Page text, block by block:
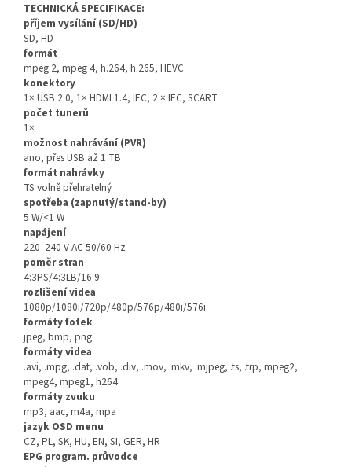
TECHNICKÁ SPECIFIKACE:
příjem vysílání (SD/HD)
SD, HD
formát
mpeg 2, mpeg 4, h.264, h.265, HEVC
konektory
1× USB 2.0, 1× HDMI 1.4, IEC, 2 × IEC, SCART
počet tunerů
1×
možnost nahrávání (PVR)
ano, přes USB až 1 TB
formát nahrávky
TS volně přehratelný
spotřeba (zapnutý/stand-by)
5 W/<1 W
napájení
220–240 V AC 50/60 Hz
poměr stran
4:3PS/4:3LB/16:9
rozlišení videa
1080p/1080i/720p/480p/576p/480i/576i
formáty fotek
jpeg, bmp, png
formáty videa
.avi, .mpg, .dat, .vob, .div, .mov, .mkv, .mjpeg, .ts, .trp, mpeg2,
mpeg4, mpeg1, h264
formáty zvuku
mp3, aac, m4a, mpa
jazyk OSD menu
CZ, PL, SK, HU, EN, SI, GER, HR
EPG program. průvodce